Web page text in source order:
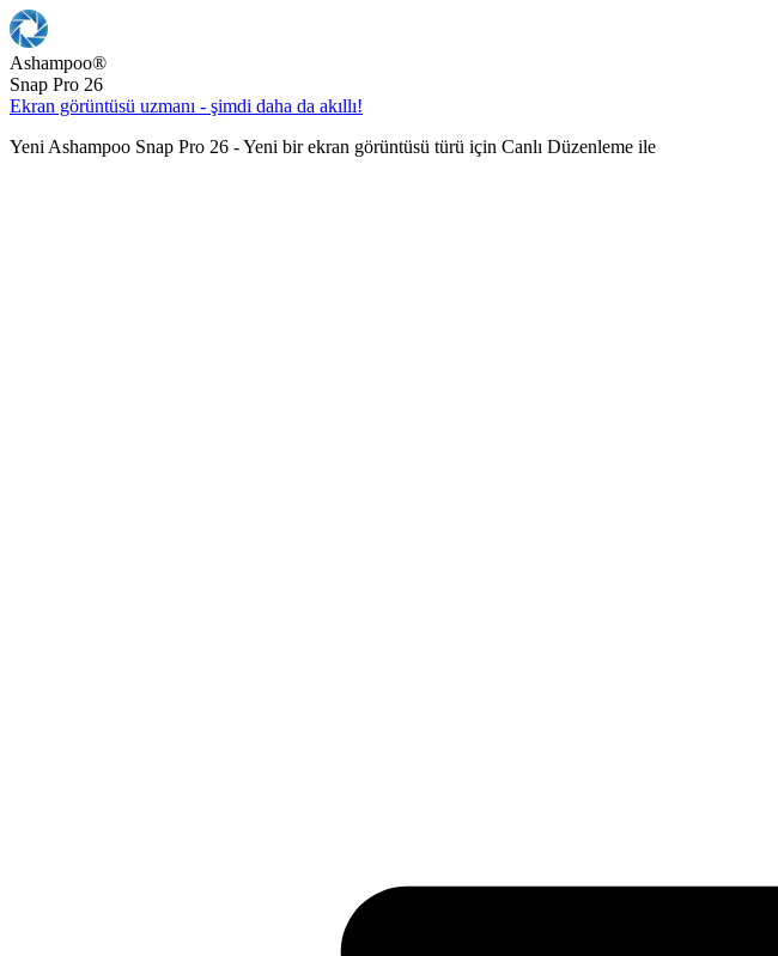
Ashampoo®
Snap Pro 26
Ekran görüntüsü uzmanı - şimdi daha da akıllı!
Yeni Ashampoo Snap Pro 26 - Yeni bir ekran görüntüsü türü için Canlı Düzenleme ile